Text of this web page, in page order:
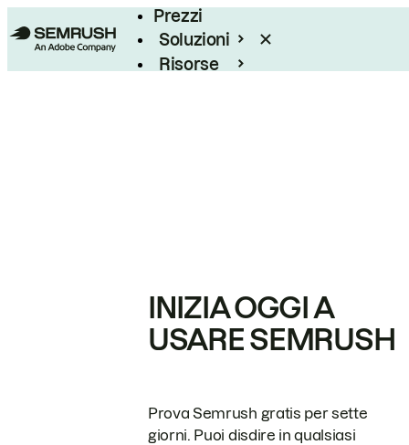
Prezzi
Soluzioni
Risorse
INIZIA OGGI A
USARE SEMRUSH
Prova Semrush gratis per sette
giorni. Puoi disdire in qualsiasi